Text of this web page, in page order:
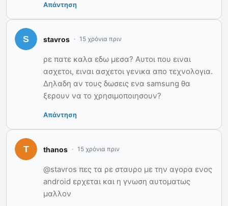
Απάντηση
stavros 15 χρόνια πριν
ρε πατε καλα εδω μεσα? Αυτοι που ειναι
ασχετοι, ειναι ασχετοι γενικα απο τεχνολογια.
Δηλαδη αν τους δωσεις ενα samsung θα
ξερουν να το χρησιμοποιησουν?
Απάντηση
thanos 15 χρόνια πριν
@stavros πες τα ρε σταυρο με την αγορα ενος
android ερχεται και η γνωση αυτοματως
μαλλον